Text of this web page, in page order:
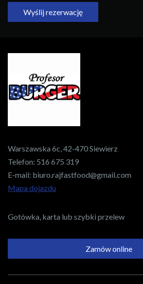
Wyślij rezerwację
Warszawska 6c, 42-470 Siewierz
Telefon: 516 675 319
E-mail: biuro.rajfastfood@gmail.com
Mapa dojazdu
Gotówka, karta lub szybki przelew
Zamów online